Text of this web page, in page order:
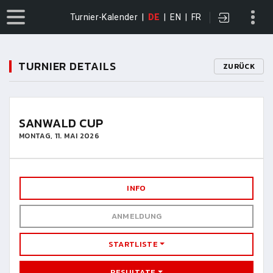
Turnier-Kalender DE EN FR
TURNIER DETAILS ZURÜCK
SANWALD CUP
MONTAG, 11. MAI 2026
INFO
ANMELDUNG
STARTLISTE